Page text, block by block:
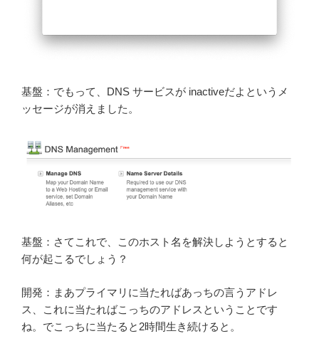
基盤：でもって、DNS サービスが inactiveだよというメ
ッセージが消えました。
基盤：さてこれで、このホスト名を解決しようとすると
何が起こるでしょう？
開発：まあプライマリに当たればあっちの言うアドレ
ス、これに当たればこっちのアドレスということです
ね。でこっちに当たると2時間生き続けると。